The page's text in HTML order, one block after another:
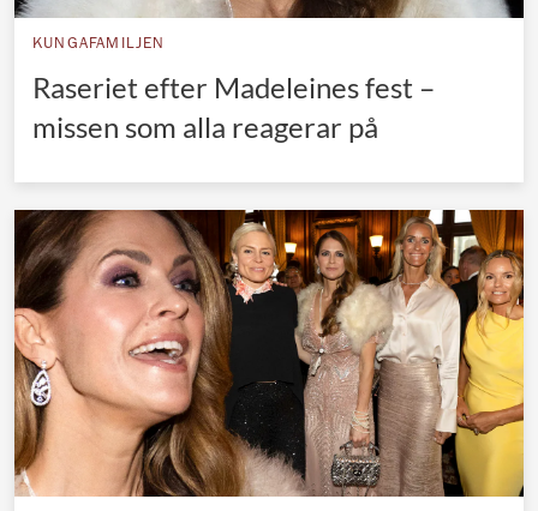
Marockanska kungahuset
KUNGAFAMILJEN
Raseriet efter Madeleines fest –
missen som alla reagerar på